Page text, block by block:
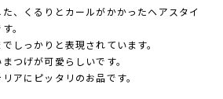
、くるりとカールがかかったヘアスタイ
。
しっかりと表現されています。
つげが可愛らしいです。
アにピッタリのお品です。